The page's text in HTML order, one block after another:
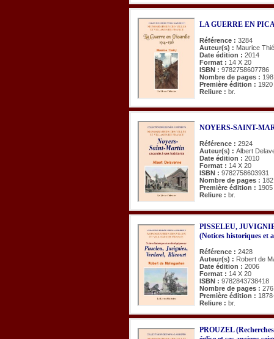
LA GUERRE EN
Référence : 3284
Auteur(s) : Maurice
Date édition : 2014
Format : 14 X 20
ISBN : 9782758607786
Nombre de pages : 198
Première édition : 1920
Reliure : br.
NOYERS-SAINT-
Référence : 2924
Auteur(s) : Albert
Date édition : 2010
Format : 14 X 20
ISBN : 9782758603931
Nombre de pages : 182
Première édition : 1905
Reliure : br.
PISSELEU,
(Notices historiques et
Référence : 2428
Auteur(s) : Robert de
Date édition : 2006
Format : 14 X 20
ISBN : 9782843738418
Nombre de pages : 276
Première édition :
Reliure : br.
PROUZEL